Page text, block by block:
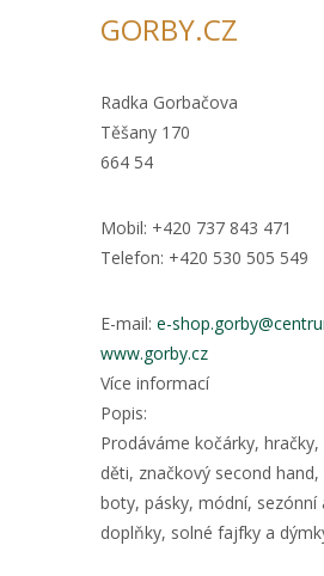
GORBY.CZ
Radka Gorbačova
Těšany 170
664 54
Mobil: +420 737 843 471
Telefon: +420 530 505 549
E-mail: e-
www.gorby.cz
Více informací
Popis:
Prodáváme kočárky,
děti, značkový second
boty, pásky, módní, sezónní
doplňky, solné fajfky a